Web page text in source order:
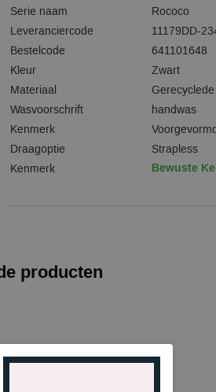
Serie naam
Rococo
Leveranciercode
11179DD-
Bestelcode
641101648
Kleur
Zwart
Materiaal
Wasvoorschrift
handwas
Kenmerk
Draagoptie
Strapless
Kenmerk
Bewuste
producten